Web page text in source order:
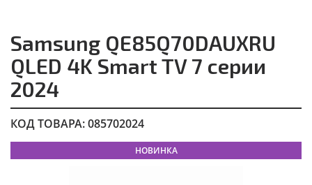
Samsung QE85Q70DAUXRU
QLED 4K Smart TV 7 серии
2024
КОД ТОВАРА: 085702024
НОВИНКА